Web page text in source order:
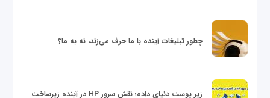
چطور تبلیغات آینده با ما حرف می‌زند، نه به ما؟
زیر پوست دنیای داده؛ نقش سرور HP در آینده زیرساخت